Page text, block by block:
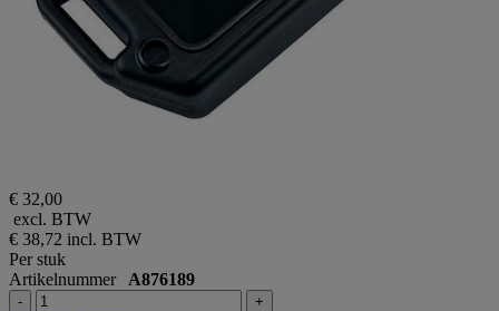
€ 32,00
excl. BTW
€ 38,72 incl. BTW
Per stuk
Artikelnummer A876189
- +